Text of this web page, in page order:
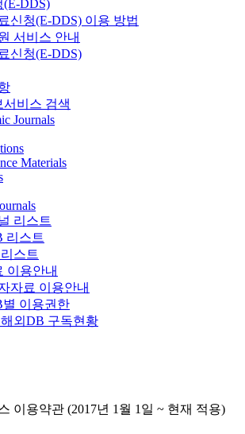
DDS)
신청(E-DDS) 이용 방법
서비스 안내
신청(E-DDS)
비스 검색
Journals
Materials
리스트
리스트
스트
이용안내
자료 이용안내
이용권한
외DB 구독현황
이용약관 (2017년 1월 1일 ~ 현재 적용)